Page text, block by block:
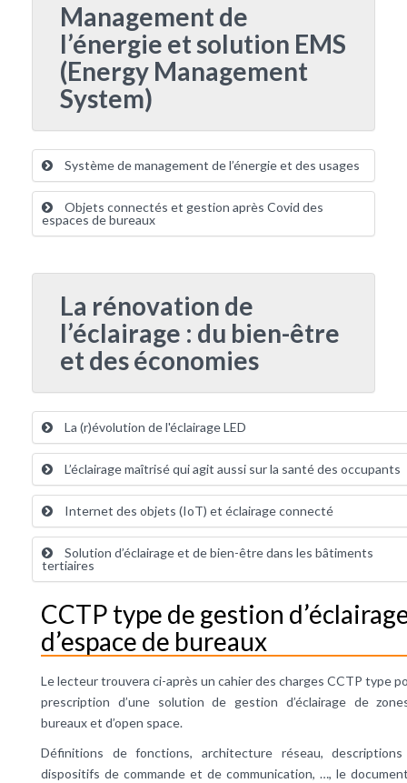
Management de
l’énergie et solution EMS
(Energy Management
System)
Système de management de l’énergie et des usages
Objets connectés et gestion après Covid des
espaces de bureaux
La rénovation de
l’éclairage : du bien-être
et des économies
La (r)évolution de l'éclairage LED
L’éclairage maîtrisé qui agit aussi sur la santé des occupants
Internet des objets (IoT) et éclairage connecté
Solution d’éclairage et de bien-être dans les bâtiments
tertiaires
CCTP type de gestion
d’espace de bureaux
Le lecteur trouvera ci-après un cahier des charges CCTP type
prescription d’une solution de gestion d’éclairage de
bureaux et d’open space.
Définitions de fonctions, architecture réseau,
dispositifs de commande et de communication, …, le